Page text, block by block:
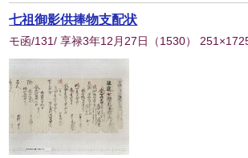
七祖御影供捧物支配状
モ函/131/ 享禄3年12月27日 （1530）